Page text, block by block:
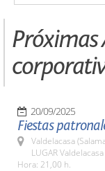
Próximas
20/09/2025
Fiestas
Valdelacasa
LUGAR Valdelacasa
Hora: 21,00 h.